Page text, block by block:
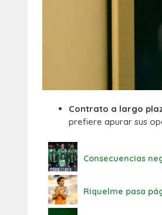
Contrato a largo
prefiere apurar sus
Consecuencias
Riquelme pasa